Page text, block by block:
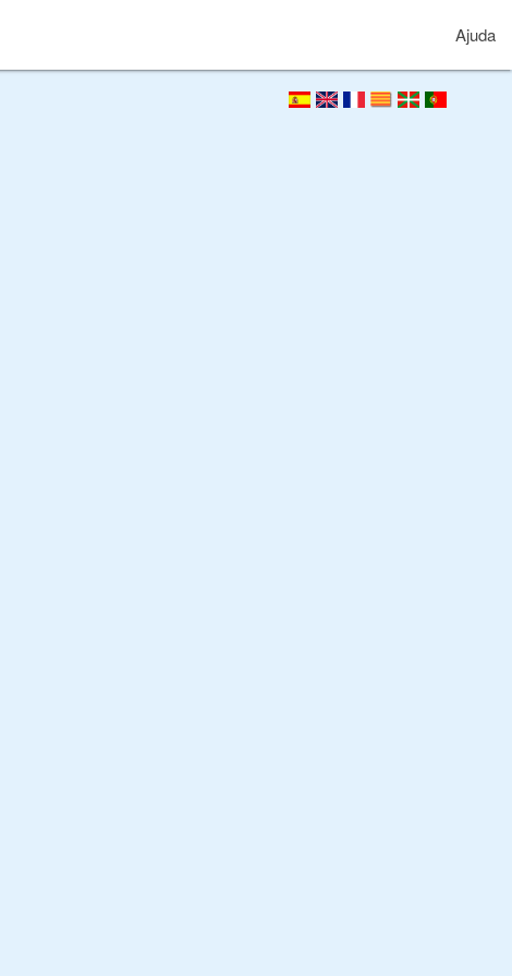
Ajuda